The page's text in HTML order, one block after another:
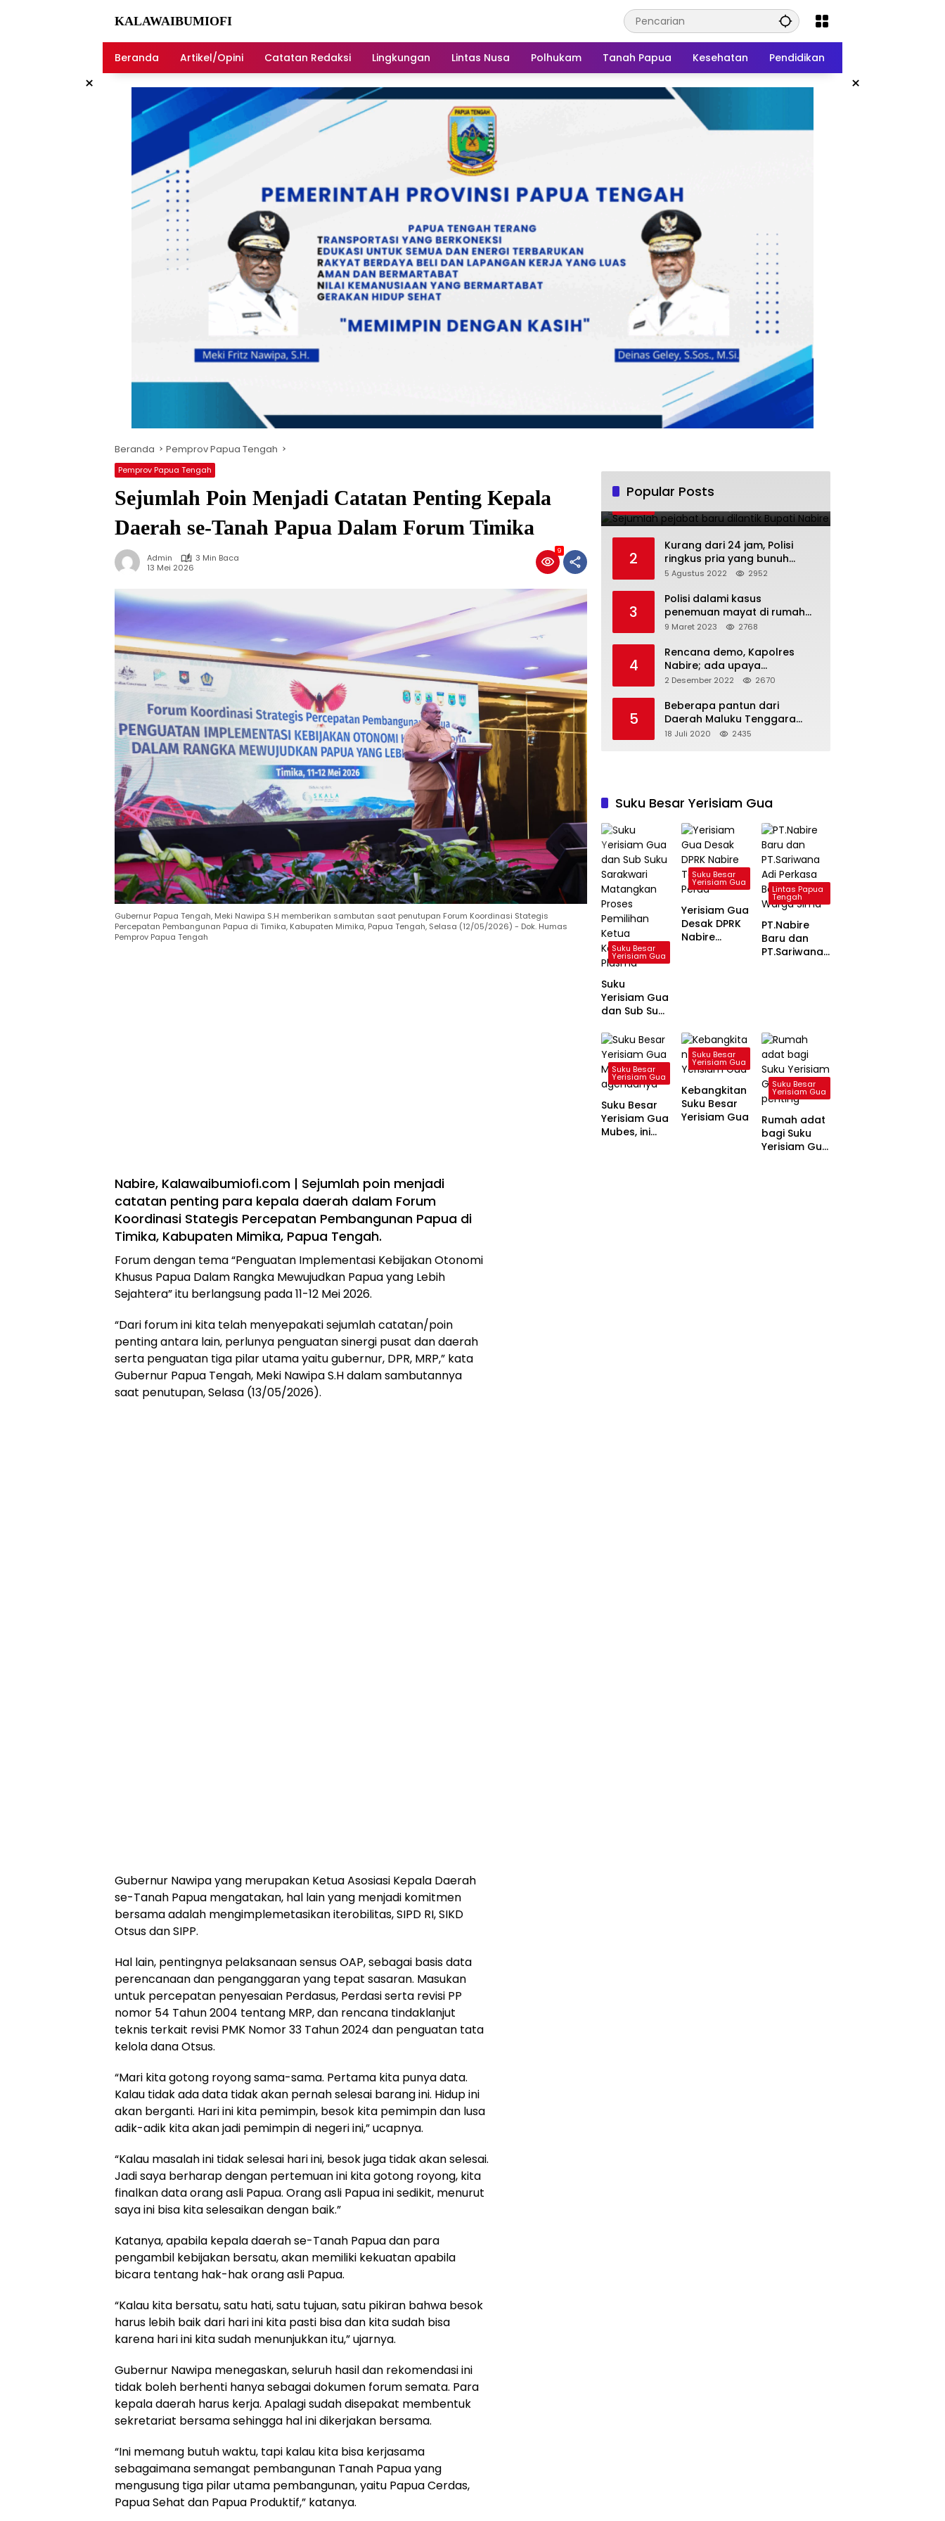
KALAWAIBUMIOFI
Dari
Beranda Artikel/Opini Catatan Redaksi Lingkungan Lintas Nusa Polhukam Tanah Papua Kesehatan Pendidikan
× ×
Beranda Pemprov Papua Tengah
Pemprov Papua Tengah
Sejumlah Poin Menjadi Catatan Penting Kepala
Daerah se-Tanah Papua Dalam Forum Timika
Admin
3 Min Baca
13 Mei 2026
9
Gubernur Papua Tengah, Meki Nawipa S.H memberikan sambutan saat penutupan Forum Koordinasi Stategis
Percepatan Pembangunan Papua di Timika, Kabupaten Mimika, Papua Tengah, Selasa (12/05/2026) - Dok. Humas
Pemprov Papua Tengah
Nabire, Kalawaibumiofi.com | Sejumlah poin menjadi
catatan penting para kepala daerah dalam Forum
Koordinasi Stategis Percepatan Pembangunan Papua di
Timika, Kabupaten Mimika, Papua Tengah.
Forum dengan tema “Penguatan Implementasi Kebijakan Otonomi
Khusus Papua Dalam Rangka Mewujudkan Papua yang Lebih
Sejahtera” itu berlangsung pada 11-12 Mei 2026.
“Dari forum ini kita telah menyepakati sejumlah catatan/poin
penting antara lain, perlunya penguatan sinergi pusat dan daerah
serta penguatan tiga pilar utama yaitu gubernur, DPR, MRP,” kata
Gubernur Papua Tengah, Meki Nawipa S.H dalam sambutannya
saat penutupan, Selasa (13/05/2026).
Gubernur Nawipa yang merupakan Ketua Asosiasi Kepala Daerah
se-Tanah Papua mengatakan, hal lain yang menjadi komitmen
bersama adalah mengimplemetasikan iterobilitas, SIPD RI, SIKD
Otsus dan SIPP.
Hal lain, pentingnya pelaksanaan sensus OAP, sebagai basis data
perencanaan dan penganggaran yang tepat sasaran. Masukan
untuk percepatan penyesaian Perdasus, Perdasi serta revisi PP
nomor 54 Tahun 2004 tentang MRP, dan rencana tindaklanjut
teknis terkait revisi PMK Nomor 33 Tahun 2024 dan penguatan tata
kelola dana Otsus.
“Mari kita gotong royong sama-sama. Pertama kita punya data.
Kalau tidak ada data tidak akan pernah selesai barang ini. Hidup ini
akan berganti. Hari ini kita pemimpin, besok kita pemimpin dan lusa
adik-adik kita akan jadi pemimpin di negeri ini,” ucapnya.
“Kalau masalah ini tidak selesai hari ini, besok juga tidak akan selesai.
Jadi saya berharap dengan pertemuan ini kita gotong royong, kita
finalkan data orang asli Papua. Orang asli Papua ini sedikit, menurut
saya ini bisa kita selesaikan dengan baik.”
Katanya, apabila kepala daerah se-Tanah Papua dan para
pengambil kebijakan bersatu, akan memiliki kekuatan apabila
bicara tentang hak-hak orang asli Papua.
“Kalau kita bersatu, satu hati, satu tujuan, satu pikiran bahwa besok
harus lebih baik dari hari ini kita pasti bisa dan kita sudah bisa
karena hari ini kita sudah menunjukkan itu,” ujarnya.
Gubernur Nawipa menegaskan, seluruh hasil dan rekomendasi ini
tidak boleh berhenti hanya sebagai dokumen forum semata. Para
kepala daerah harus kerja. Apalagi sudah disepakat membentuk
sekretariat bersama sehingga hal ini dikerjakan bersama.
“Ini memang butuh waktu, tapi kalau kita bisa kerjasama
sebagaimana semangat pembangunan Tanah Papua yang
mengusung tiga pilar utama pembangunan, yaitu Papua Cerdas,
Papua Sehat dan Papua Produktif,” katanya.
Popular Posts
1
dilantik Bupati Nabire
2
Kurang dari 24 jam, Polisi
ringkus pria yang bunuh
istrinya
5 Agustus 2022 2952
3
Polisi dalami kasus
penemuan mayat di rumah
dokter
9 Maret 2023 2768
4
Rencana demo, Kapolres
Nabire; ada upaya
pencegahan dan dua Suku
2 Desember 2022 2670
5
Beberapa pantun dari
Daerah Maluku Tenggara
(Kei)
18 Juli 2020 2435
Suku Besar Yerisiam Gua
Suku Besar
Yerisiam Gua
Suku
Yerisiam Gua
dan Sub Suku
Matangkan
Proses
Pemilihan
Ketua
Koperasi
Plasma
Suku Besar
Yerisiam Gua
Yerisiam Gua
Desak DPRK
Nabire
Lintas Papua
Tengah
PT.Nabire
Baru dan
PT.Sariwana
Suku Besar
Yerisiam Gua
Suku Besar
Yerisiam Gua
Mubes, ini
Suku Besar
Yerisiam Gua
Kebangkitan
Suku Besar
Yerisiam Gua
Suku Besar
Yerisiam Gua
Rumah adat
bagi Suku
Yerisiam Gua